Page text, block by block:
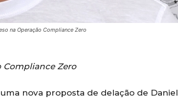
na Operação Compliance Zero
Zero
nova proposta de delação de Daniel